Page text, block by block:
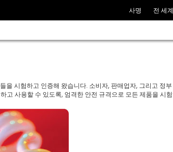
사명 전 세
시험하고 인증해 왔습니다. 소비자, 판매업자, 그리고 정
고 사용할 수 있도록, 엄격한 안전 규격으로 모든 제품을 시